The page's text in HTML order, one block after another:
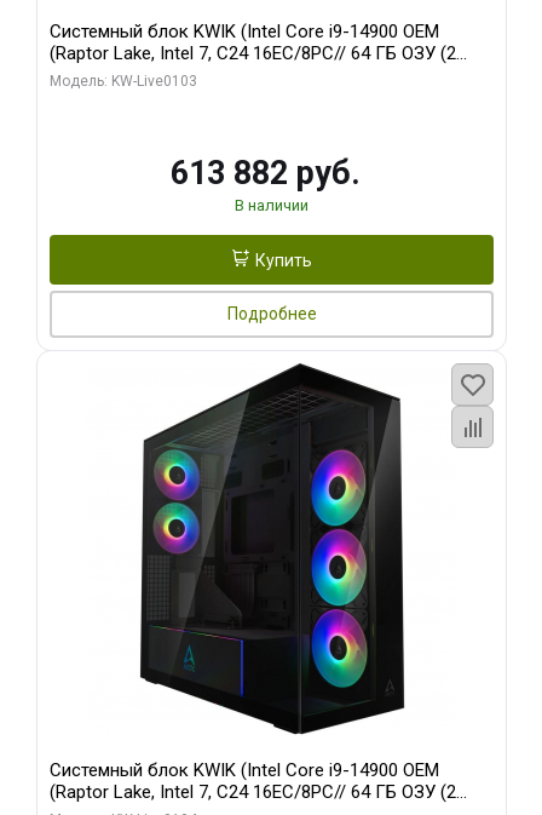
Системный блок KWIK (Intel Core i9-14900 OEM
(Raptor Lake, Intel 7, C24 16EC/8PC// 64 ГБ ОЗУ (2
модуля)/ Afox RTX4090 24GB GDDR6X 384-Bit 3xDP
Модель: KW-Live0103
613 882 руб.
В наличии
Купить
Подробнее
Системный блок KWIK (Intel Core i9-14900 OEM
(Raptor Lake, Intel 7, C24 16EC/8PC// 64 ГБ ОЗУ (2